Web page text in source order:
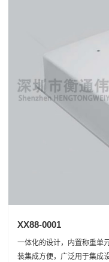
XX88-0001
一体化的设计，内置称重单
装集成方便，广泛用于集